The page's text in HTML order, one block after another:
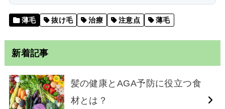
薄毛 抜け毛 治療 注意点 薄毛
新着記事
髪の健康とAGA予防に役立つ食
材とは？